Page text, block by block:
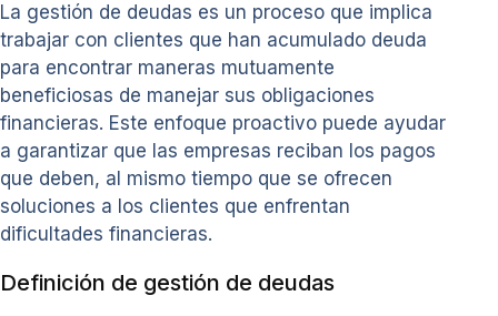
La gestión de deudas es un proceso que implica
trabajar con clientes que han acumulado deuda
para encontrar maneras mutuamente
beneficiosas de manejar sus obligaciones
financieras. Este enfoque proactivo puede ayudar
a garantizar que las empresas reciban los pagos
que deben, al mismo tiempo que se ofrecen
soluciones a los clientes que enfrentan
dificultades financieras.
Definición de gestión de deudas